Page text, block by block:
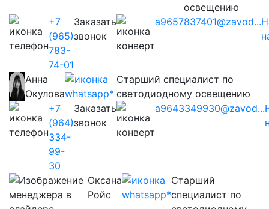
освещению
+7
(965)
783-
74-01
Заказать
звонок
a9657837401@zavod...
Анна
Окулова
Старший специалист по
светодиодному освещению
+7
(964)
334-
99-
30
Заказать
звонок
a9643349930@zavod...
Оксана
Ройс
Старший
специалист по